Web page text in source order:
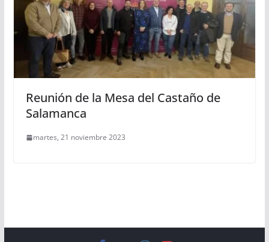
Reunión de la Mesa del Castaño de
Salamanca
martes, 21 noviembre 2023